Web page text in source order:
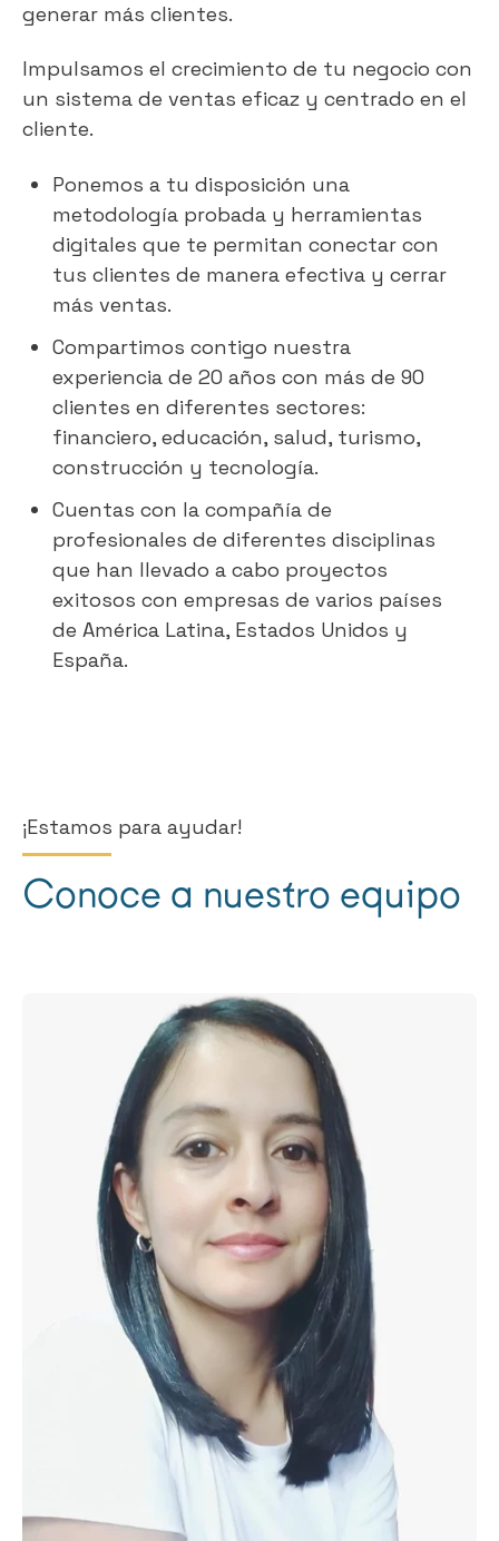
generar más clientes.
Impulsamos el crecimiento de tu negocio con
un sistema de ventas eficaz y centrado en el
cliente.
Ponemos a tu disposición una
metodología probada y herramientas
digitales que te permitan conectar con
tus clientes de manera efectiva y cerrar
más ventas.
Compartimos contigo nuestra
experiencia de 20 años con más de 90
clientes en diferentes sectores:
financiero, educación, salud, turismo,
construcción y tecnología.
Cuentas con la compañía de
profesionales de diferentes disciplinas
que han llevado a cabo proyectos
exitosos con empresas de varios países
de América Latina, Estados Unidos y
España.
¡Estamos para ayudar!
Conoce a nuestro equipo